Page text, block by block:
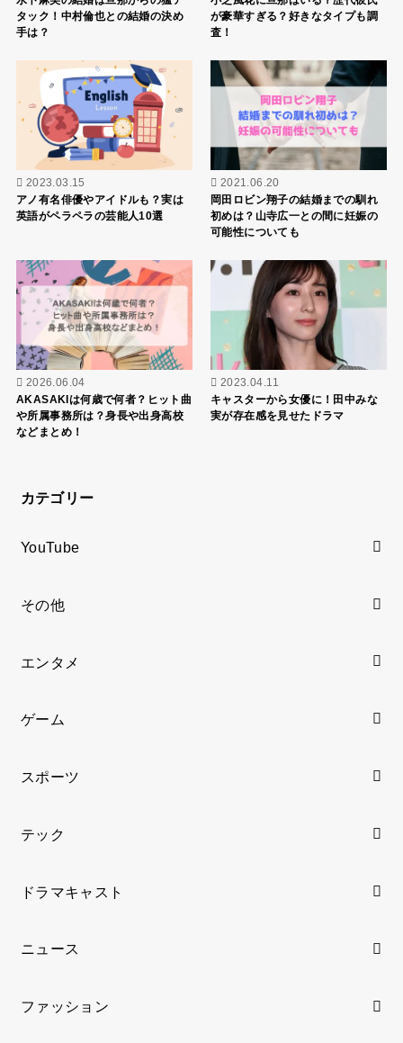
タック！中村倫也との結婚の決め
手は？
が豪華すぎる？好きなタイプも調
査！
2023.03.15
アノ有名俳優やアイドルも？実は
英語がペラペラの芸能人10選
2021.06.20
岡田ロビン翔子の結婚までの馴れ
初めは？山寺広一との間に妊娠の
可能性についても
2026.06.04
AKASAKIは何歳で何者？ヒット曲
や所属事務所は？身長や出身高校
などまとめ！
2023.04.11
キャスターから女優に！田中みな
実が存在感を見せたドラマ
カテゴリー
YouTube
その他
エンタメ
ゲーム
スポーツ
テック
ドラマキャスト
ニュース
ファッション